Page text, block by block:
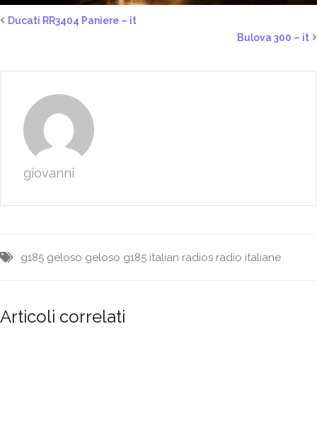
Ducati RR3404 Paniere – it
Bulova 300 – it
giovanni
g185 geloso geloso g185 italian radios radio italiane
Articoli correlati